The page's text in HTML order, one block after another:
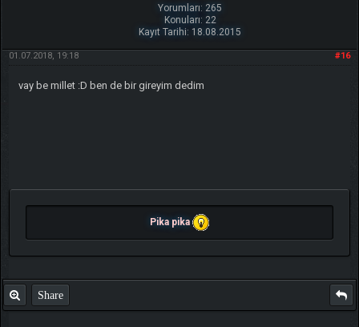
Yorumları: 265
Konuları: 22
Kayıt Tarihi: 18.08.2015
#16
01.07.2018, 19:18
vay be millet :D ben de bir gireyim dedim
Pika pika
Share